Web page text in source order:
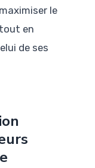
le
en
de ses